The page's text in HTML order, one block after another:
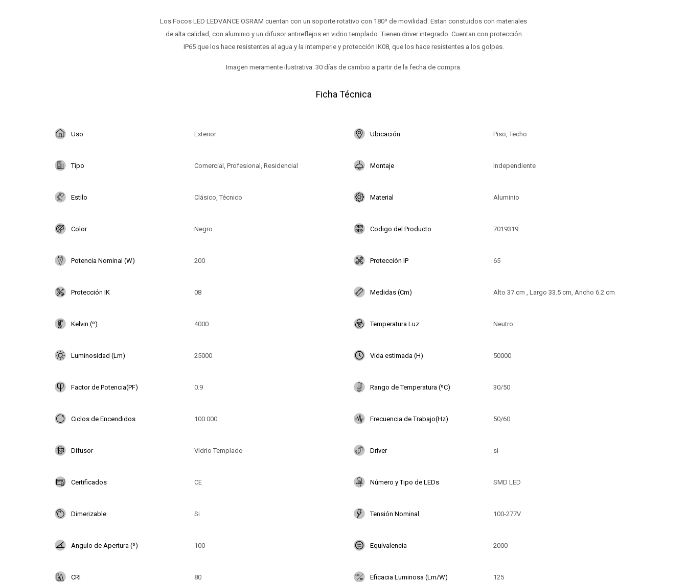
Los Focos LED LEDVANCE OSRAM cuentan con un soporte rotativo con 180º de movilidad. Estan constuidos con materiales
de alta calidad, con aluminio y un difusor antireflejos en vidrio templado. Tienen driver integrado. Cuentan con protección
IP65 que los hace resistentes al agua y la intemperie y protección IK08, que los hace resistentes a los golpes.
Imagen meramente ilustrativa. 30 días de cambio a partir de la fecha de compra.
Ficha Técnica
Uso Exterior Ubicación Piso, Techo
Tipo Comercial, Profesional, Residencial Montaje Independiente
Estilo Clásico, Técnico Material Aluminio
Color Negro Codigo del Producto 7019319
Potencia Nominal (W) 200 Protección IP 65
Protección IK 08 Medidas (Cm) Alto 37 cm , Largo 33.5 cm, Ancho 6.2 cm
Kelvin (º) 4000 Temperatura Luz Neutro
Luminosidad (Lm) 25000 Vida estimada (H) 50000
Factor de Potencia(PF) 0.9 Rango de Temperatura (ºC) 30/50
Ciclos de Encendidos 100.000 Frecuencia de Trabajo(Hz) 50/60
Difusor Vidrio Templado Driver si
Certificados CE Número y Tipo de LEDs SMD LED
Dimerizable Si Tensión Nominal 100-277V
Angulo de Apertura (º) 100 Equivalencia 2000
CRI 80 Eficacia Luminosa (Lm/W) 125